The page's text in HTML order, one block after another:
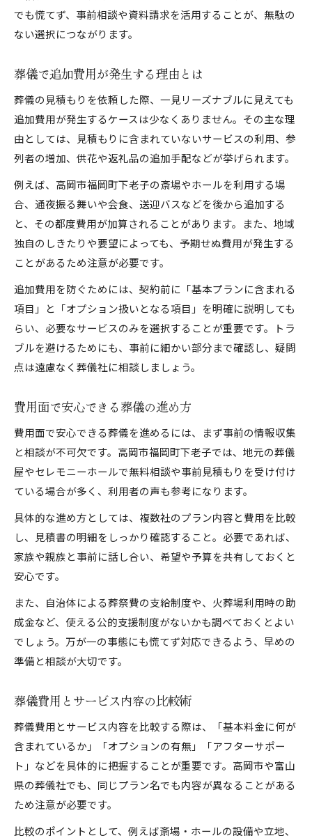
でも慌てず、事前相談や資料請求を活用することが、無駄の
ない選択につながります。
葬儀で追加費用が発生する理由とは
葬儀の見積もりを依頼した際、一見リーズナブルに見えても
追加費用が発生するケースは少なくありません。その主な理
由としては、見積もりに含まれていないサービスの利用、参
列者の増加、供花や返礼品の追加手配などが挙げられます。
例えば、高岡市福岡町下老子の斎場やホールを利用する場
合、通夜振る舞いや会食、送迎バスなどを後から追加する
と、その都度費用が加算されることがあります。また、地域
独自のしきたりや要望によっても、予期せぬ費用が発生する
ことがあるため注意が必要です。
追加費用を防ぐためには、契約前に「基本プランに含まれる
項目」と「オプション扱いとなる項目」を明確に説明しても
らい、必要なサービスのみを選択することが重要です。トラ
ブルを避けるためにも、事前に細かい部分まで確認し、疑問
点は遠慮なく葬儀社に相談しましょう。
費用面で安心できる葬儀の進め方
費用面で安心できる葬儀を進めるには、まず事前の情報収集
と相談が不可欠です。高岡市福岡町下老子では、地元の葬儀
屋やセレモニーホールで無料相談や事前見積もりを受け付け
ている場合が多く、利用者の声も参考になります。
具体的な進め方としては、複数社のプラン内容と費用を比較
し、見積書の明細をしっかり確認すること。必要であれば、
家族や親族と事前に話し合い、希望や予算を共有しておくと
安心です。
また、自治体による葬祭費の支給制度や、火葬場利用時の助
成金など、使える公的支援制度がないかも調べておくとよい
でしょう。万が一の事態にも慌てず対応できるよう、早めの
準備と相談が大切です。
葬儀費用とサービス内容の比較術
葬儀費用とサービス内容を比較する際は、「基本料金に何が
含まれているか」「オプションの有無」「アフターサポー
ト」などを具体的に把握することが重要です。高岡市や富山
県の葬儀社でも、同じプラン名でも内容が異なることがある
ため注意が必要です。
比較のポイントとして、例えば斎場・ホールの設備や立地、